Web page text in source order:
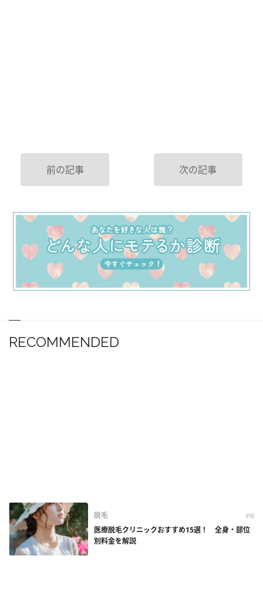
前の記事 次の記事
RECOMMENDED
脱毛 PR
医療脱毛クリニックおすすめ15選！ 全身・部位
別料金を解説